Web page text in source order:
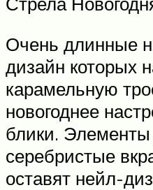
Очень длинные
дизайн которых
карамельную
новогоднее
блики. Элементы
серебристые
оставят нейл-